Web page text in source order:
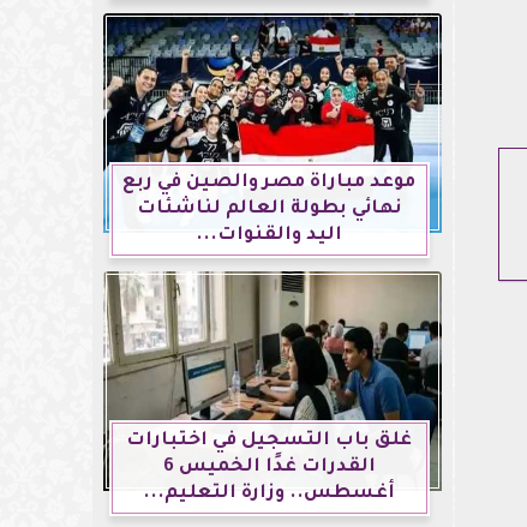
موعد مباراة مصر والصين في ربع
نهائي بطولة العالم لناشئات
اليد والقنوات...
غلق باب التسجيل في اختبارات
القدرات غدًا الخميس 6
أغسطس.. وزارة التعليم...